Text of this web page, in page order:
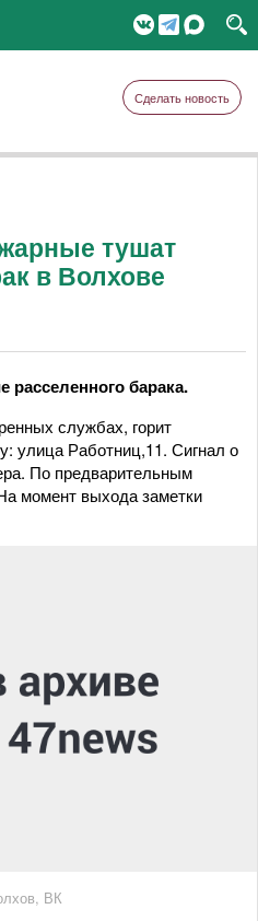
Сделать новость
тушат
в Волхове
расселенного барака.
службах, горит
улица Работниц,11. Сигнал о
По предварительным
момент выхода заметки
ВК